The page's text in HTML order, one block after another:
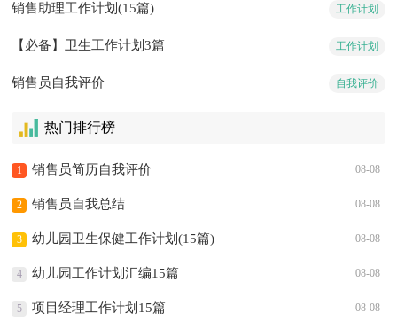
工作计划
销售助理工作计划(15篇)
工作计划
【必备】卫生工作计划3篇
自我评价
销售员自我评价
热门排行榜
1 08-08
销售员简历自我评价
2 08-08
销售员自我总结
3 08-08
幼儿园卫生保健工作计划(15篇)
4 08-08
幼儿园工作计划汇编15篇
5 08-08
项目经理工作计划15篇